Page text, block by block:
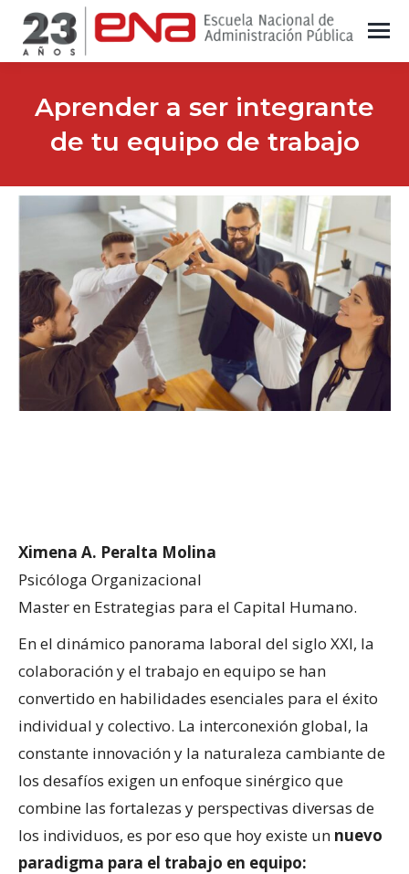
Aprender a ser integrante
de tu equipo de trabajo
Ximena A. Peralta Molina
Psicóloga Organizacional
Master en Estrategias para el Capital Humano.
En el dinámico panorama laboral del siglo XXI, la
colaboración y el trabajo en equipo se han
convertido en habilidades esenciales para el éxito
individual y colectivo. La interconexión global, la
constante innovación y la naturaleza cambiante de
los desafíos exigen un enfoque sinérgico que
combine las fortalezas y perspectivas diversas de
los individuos, es por eso que hoy existe un nuevo
paradigma para el trabajo en equipo: